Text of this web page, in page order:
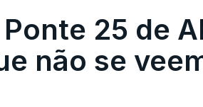
25 de
não se